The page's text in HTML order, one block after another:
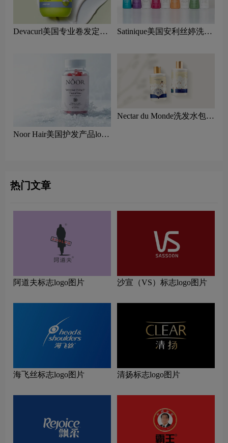
Devacurl美国专业卷发定型
Satinique美国安利丝婷洗发
Noor Hair美国护发产品logo
Nectar du Monde洗发水包装
热门文章
阿道夫标志logo图片 沙宣（VS）标志logo图片
海飞丝标志logo图片 清扬标志logo图片